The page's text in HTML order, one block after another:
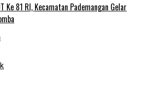
Ke 81 RI, Kecamatan Pademangan Gelar